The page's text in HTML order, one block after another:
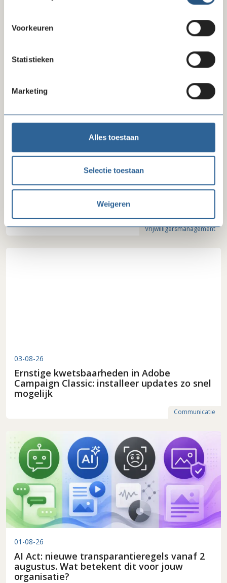
Voorkeuren
Statistieken
Marketing
Alles toestaan
Selectie toestaan
Weigeren
Laatste ledenberichten
04-08-26
Landelijke wervingsactie voor vrijwilligers
op 24 september 2026
Vrijwilligersmanagement
03-08-26
Ernstige kwetsbaarheden in Adobe
Campaign Classic: installeer updates zo snel
mogelijk
Communicatie
01-08-26
AI Act: nieuwe transparantieregels vanaf 2
augustus. Wat betekent dit voor jouw
organisatie?